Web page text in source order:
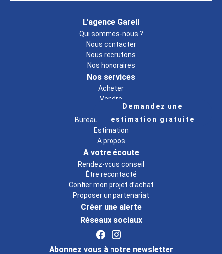
Demandez une
estimation gratuite
L'agence Garell
Qui sommes-nous ?
Nous contacter
Nous recrutons
Nos honoraires
Nos services
Acheter
Vendre
Bureaux & commerces
Estimation
A propos
A votre écoute
Rendez-vous conseil
Être recontacté
Confier mon projet d’achat
Proposer un partenariat
Créer une alerte
Réseaux sociaux
Abonnez vous à notre newsletter